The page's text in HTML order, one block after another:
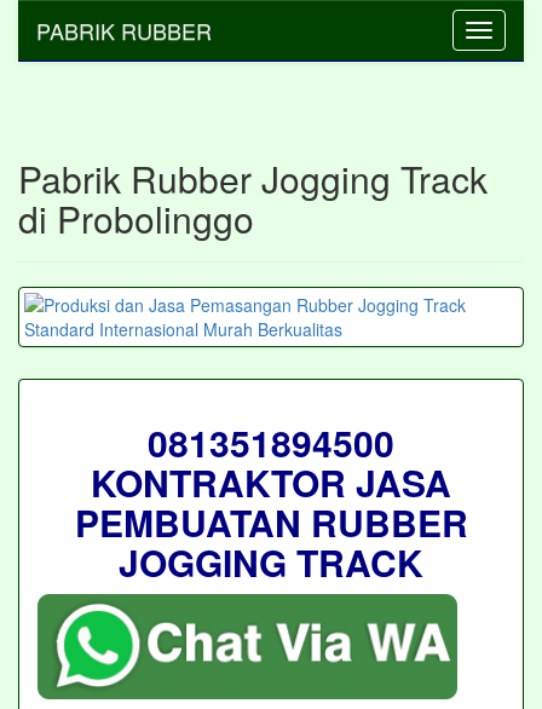
Toggle
PABRIK RUBBER
Pabrik Rubber Jogging Track
di Probolinggo
081351894500
KONTRAKTOR JASA
PEMBUATAN RUBBER
JOGGING TRACK